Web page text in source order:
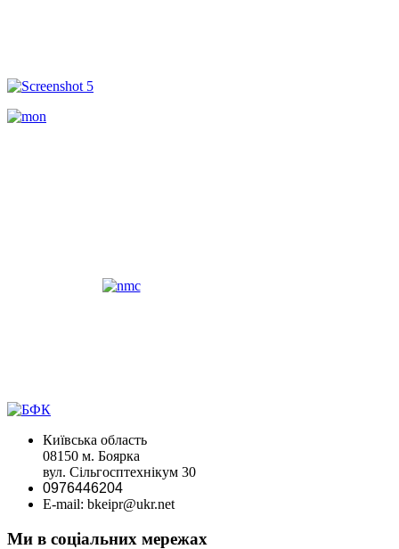
Київська область
08150 м. Боярка
вул. Сільгосптехнікум 30
0976446204
E-mail: bkeipr@ukr.net
Ми в соціальних мережах